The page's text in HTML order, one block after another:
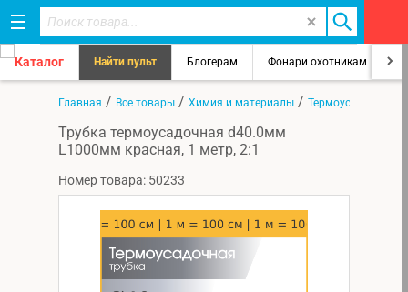
Каталог Найти пульт Блогерам Фонари охотникам
Главная / Все товары / Химия и материалы / Термоусадка
Трубка термоусадочная d40.0мм
L1000мм красная, 1 метр, 2:1
Номер товара: 50233